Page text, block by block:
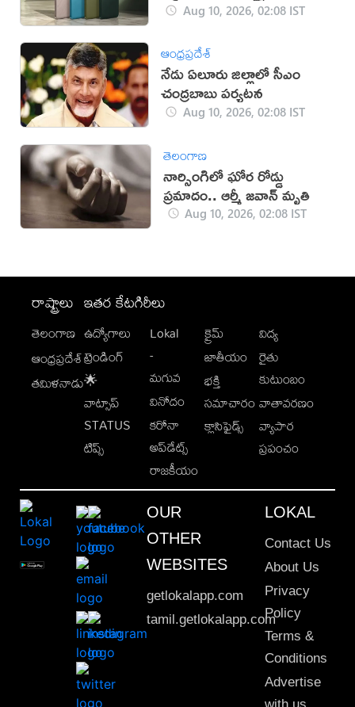
Aug 10, 2026, 02:08 IST
ఆంధ్రప్రదేశ్
నేడు ఏలూరు జిల్లాలో సీఎం
చంద్రబాబు పర్యటన
Aug 10, 2026, 02:08 IST
తెలంగాణ
నార్సింగిలో ఘోర రోడ్డు
ప్రమాదం.. ఆర్మీ జవాన్ మృతి
Aug 10, 2026, 02:08 IST
రాష్ట్రాలు
తెలంగాణ
ఆంధ్రప్రదేశ్
తమిళనాడు
ఇతర కేటగిరీలు
ఉద్యోగాలు
ట్రెండింగ్
🌟
వాట్సాప్
STATUS
టిప్స్
Lokal
-
మగువ
వినోదం
కరోనా
అప్‌డేట్స్
రాజకీయం
క్రైమ్
జాతీయం
భక్తి
సమాచారం
క్లాసిఫైడ్స్
విద్య
రైతు
కుటుంబం
వాతావరణం
వ్యాపార
ప్రపంచం
OUR
OTHER
WEBSITES
getlokalapp.com
tamil.getlokalapp.com
LOKAL
Contact Us
About Us
Privacy
Policy
Terms &
Conditions
Advertise